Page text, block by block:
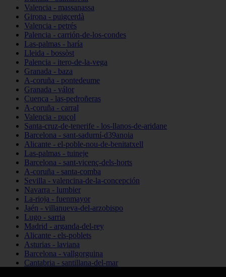
Valencia - massanassa
Girona - puigcerdà
Valencia - petrés
Palencia - carrión-de-los-condes
Las-palmas - haría
Lleida - bossòst
Palencia - itero-de-la-vega
Granada - baza
A-coruña - pontedeume
Granada - válor
Cuenca - las-pedroñeras
A-coruña - carral
Valencia - puçol
Santa-cruz-de-tenerife - los-llanos-de-aridane
Barcelona - sant-sadurní-d39anoia
Alicante - el-poble-nou-de-benitatxell
Las-palmas - tuineje
Barcelona - sant-vicenç-dels-horts
A-coruña - santa-comba
Sevilla - valencina-de-la-concepción
Navarra - lumbier
La-rioja - fuenmayor
Jaén - villanueva-del-arzobispo
Lugo - sarria
Madrid - arganda-del-rey
Alicante - els-poblets
Asturias - laviana
Barcelona - vallgorguina
Cantabria - santillana-del-mar